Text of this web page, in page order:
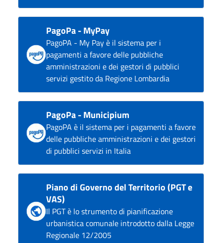
PagoPa - MyPay
PagoPA - My Pay è il sistema per i
pagamenti a favore delle pubbliche
amministrazioni e dei gestori di pubblici
servizi gestito da Regione Lombardia
PagoPa - Municipium
PagoPA è il sistema per i pagamenti a favore
delle pubbliche amministrazioni e dei gestori
di pubblici servizi in Italia
Piano di Governo del Territorio (PGT e
VAS)
Il PGT è lo strumento di pianificazione
urbanistica comunale introdotto dalla Legge
Regionale 12/2005